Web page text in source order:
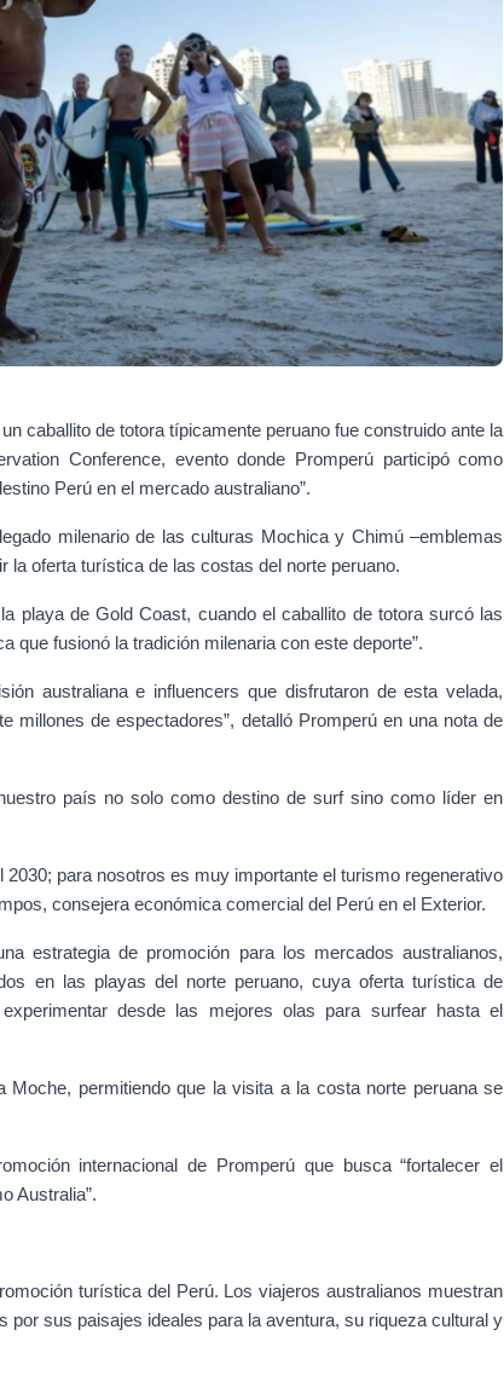
caballito de totora típicamente peruano fue construido ante la
Conference, evento donde Promperú participó como
Perú en el mercado australiano”.
milenario de las culturas Mochica y Chimú –emblemas
la oferta turística de las costas del norte peruano.
playa de Gold Coast, cuando el caballito de totora surcó las
que fusionó la tradición milenaria con este deporte”.
australiana e influencers que disfrutaron de esta velada,
millones de espectadores”, detalló Promperú en una nota de
país no solo como destino de surf sino como líder en
para nosotros es muy importante el turismo regenerativo
consejera económica comercial del Perú en el Exterior.
estrategia de promoción para los mercados australianos,
en las playas del norte peruano, cuya oferta turística de
desde las mejores olas para surfear hasta el
permitiendo que la visita a la costa norte peruana se
internacional de Promperú que busca “fortalecer el
Australia”.
turística del Perú. Los viajeros australianos muestran
sus paisajes ideales para la aventura, su riqueza cultural y